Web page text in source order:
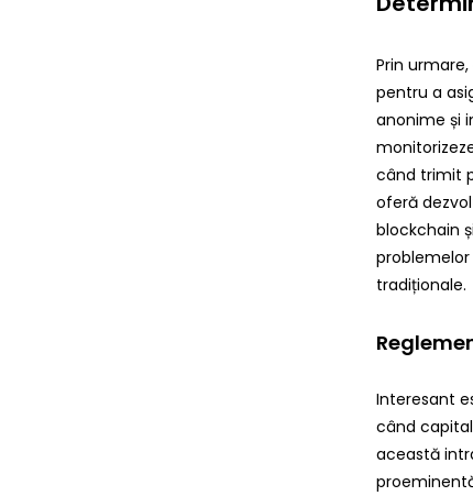
Prin
pentru a
anonime și
când trimit
oferă
blockchain
tradiționale.
Interesant
când
această